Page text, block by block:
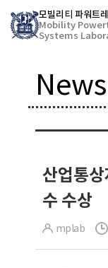
모빌리티 파워트
Mobility
Systems
산업통
수 수상
mplab